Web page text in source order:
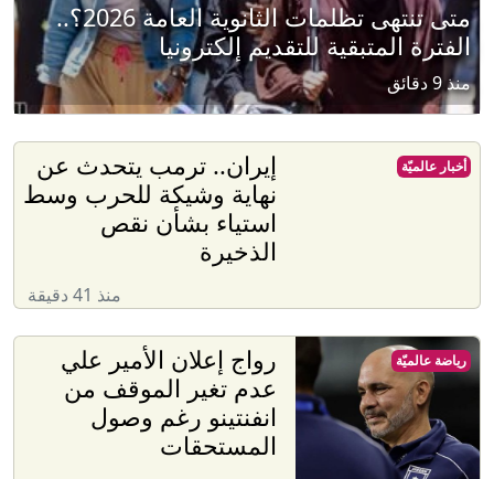
متى تنتهى تظلمات الثانوية العامة 2026؟..
الفترة المتبقية للتقديم إلكترونيا
منذ 9 دقائق
إيران.. ترمب يتحدث عن
نهاية وشيكة للحرب وسط
استياء بشأن نقص
الذخيرة
منذ 41 دقيقة
أخبار عالميّة
رواج إعلان الأمير علي
عدم تغير الموقف من
انفنتينو رغم وصول
المستحقات
رياضة عالميّة